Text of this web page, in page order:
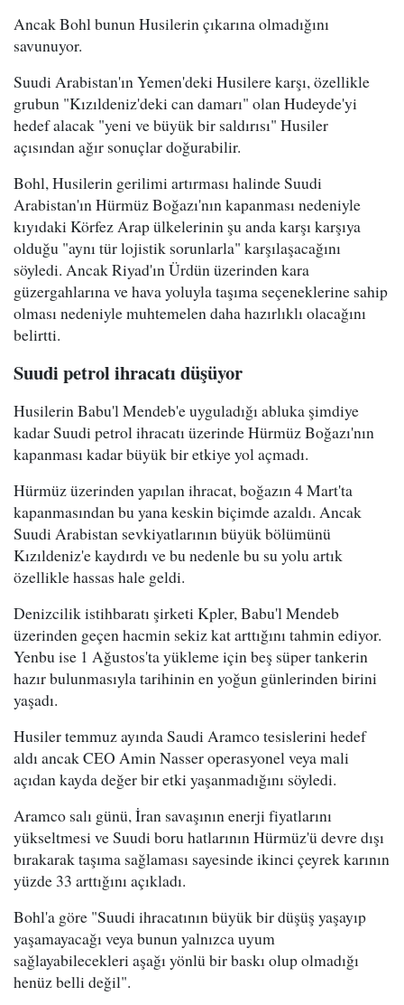
Ancak Bohl bunun Husilerin çıkarına olmadığını
savunuyor.
Suudi Arabistan'ın Yemen'deki Husilere karşı, özellikle
grubun "Kızıldeniz'deki can damarı" olan Hudeyde'yi
hedef alacak "yeni ve büyük bir saldırısı" Husiler
açısından ağır sonuçlar doğurabilir.
Bohl, Husilerin gerilimi artırması halinde Suudi
Arabistan'ın Hürmüz Boğazı'nın kapanması nedeniyle
kıyıdaki Körfez Arap ülkelerinin şu anda karşı karşıya
olduğu "aynı tür lojistik sorunlarla" karşılaşacağını
söyledi. Ancak Riyad'ın Ürdün üzerinden kara
güzergahlarına ve hava yoluyla taşıma seçeneklerine sahip
olması nedeniyle muhtemelen daha hazırlıklı olacağını
belirtti.
Suudi petrol ihracatı düşüyor
Husilerin Babu'l Mendeb'e uyguladığı abluka şimdiye
kadar Suudi petrol ihracatı üzerinde Hürmüz Boğazı'nın
kapanması kadar büyük bir etkiye yol açmadı.
Hürmüz üzerinden yapılan ihracat, boğazın 4 Mart'ta
kapanmasından bu yana keskin biçimde azaldı. Ancak
Suudi Arabistan sevkiyatlarının büyük bölümünü
Kızıldeniz'e kaydırdı ve bu nedenle bu su yolu artık
özellikle hassas hale geldi.
Denizcilik istihbaratı şirketi Kpler, Babu'l Mendeb
üzerinden geçen hacmin sekiz kat arttığını tahmin ediyor.
Yenbu ise 1 Ağustos'ta yükleme için beş süper tankerin
hazır bulunmasıyla tarihinin en yoğun günlerinden birini
yaşadı.
Husiler temmuz ayında Saudi Aramco tesislerini hedef
aldı ancak CEO Amin Nasser operasyonel veya mali
açıdan kayda değer bir etki yaşanmadığını söyledi.
Aramco salı günü, İran savaşının enerji fiyatlarını
yükseltmesi ve Suudi boru hatlarının Hürmüz'ü devre dışı
bırakarak taşıma sağlaması sayesinde ikinci çeyrek karının
yüzde 33 arttığını açıkladı.
Bohl'a göre "Suudi ihracatının büyük bir düşüş yaşayıp
yaşamayacağı veya bunun yalnızca uyum
sağlayabilecekleri aşağı yönlü bir baskı olup olmadığı
henüz belli değil".